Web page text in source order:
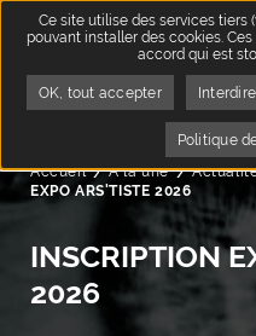
Accueil A la une Page
EXPO ARS'TISTE 2026
INSCRIPTION
2026
Ce site utilise des services tiers
pouvant installer des cookies.
accord qui est
OK, tout accepter
Politique